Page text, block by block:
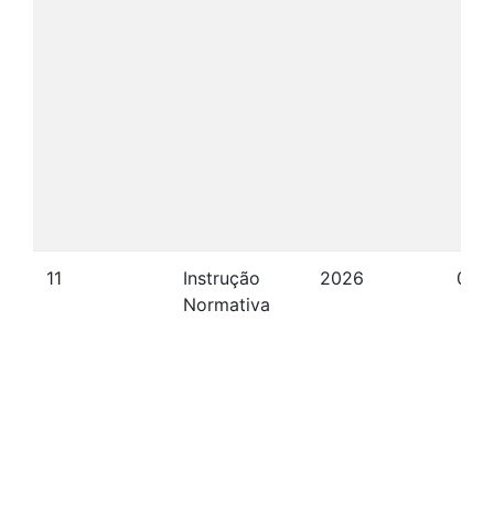
11
Instrução
Normativa
2026 08/